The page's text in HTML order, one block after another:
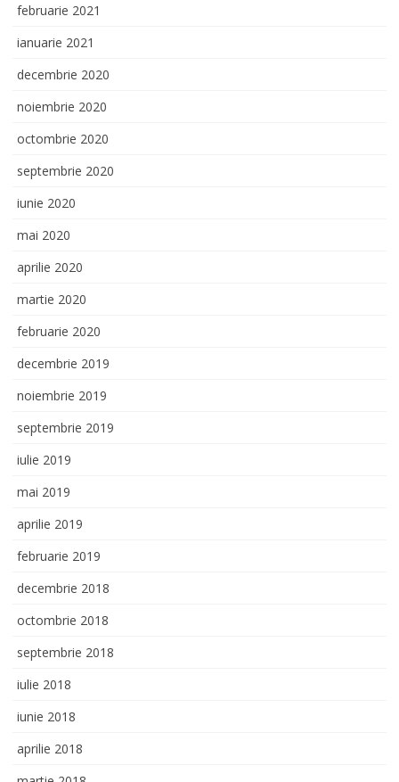
februarie 2021
ianuarie 2021
decembrie 2020
noiembrie 2020
octombrie 2020
septembrie 2020
iunie 2020
mai 2020
aprilie 2020
martie 2020
februarie 2020
decembrie 2019
noiembrie 2019
septembrie 2019
iulie 2019
mai 2019
aprilie 2019
februarie 2019
decembrie 2018
octombrie 2018
septembrie 2018
iulie 2018
iunie 2018
aprilie 2018